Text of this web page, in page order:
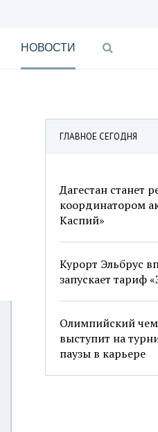
НОВОСТИ
ГЛАВНОЕ СЕГОДНЯ
Дагестан станет
координатором
Каспий»
Курорт Эльбрус
запускает тариф
Олимпийский
выступит на
паузы в карьере